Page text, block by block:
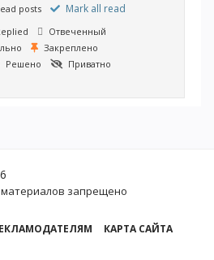
posts
Mark all read
Отвеченный
Закреплено
Решено
Приватно
запрещено
КАРТА САЙТА